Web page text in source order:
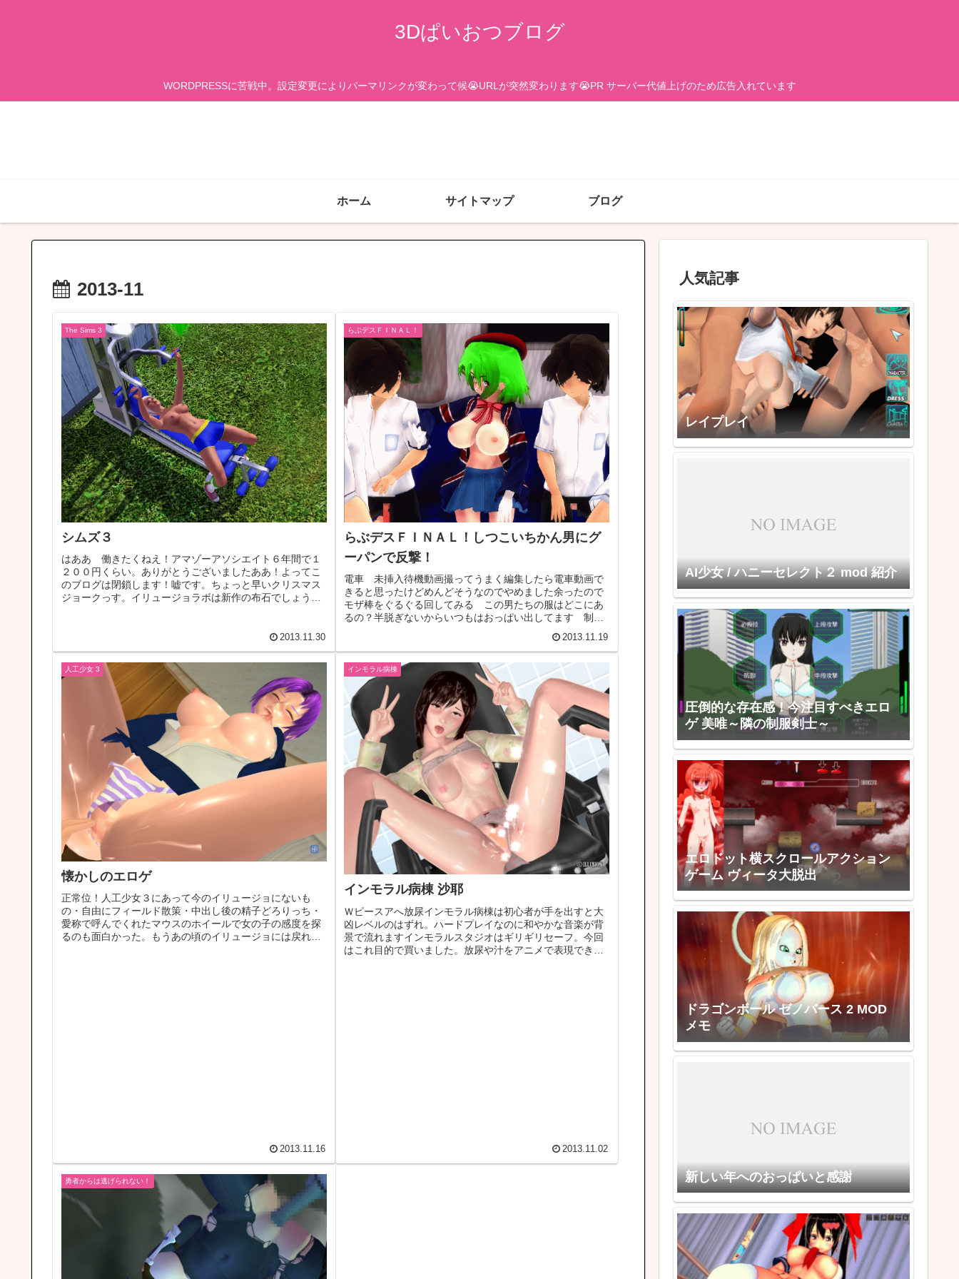
3Dぱいおつブログ
WORDPRESSに苦戦中。設定変更によりパーマリンクが変わって候😭URLが突然変わります😭PR サーバー代値上げのため広告入れています
ホーム サイトマップ ブログ
2013-11
The Sims 3
シムズ３
はああ 働きたくねえ！アマゾーアソシエイト６年間で１
２００円くらい。ありがとうございましたああ！よってこ
のブログは閉鎖します！嘘です。ちょっと早いクリスマス
ジョークっす。イリュージョラボは新作の布石でしょう。
2013.11.30
らぶデスＦＩＮＡＬ！
らぶデスＦＩＮＡＬ！しつこいちかん男にグ
ーパンで反撃！
電車 未挿入待機動画撮ってうまく編集したら電車動画で
きると思ったけどめんどそうなのでやめました余ったので
モザ棒をぐるぐる回してみる この男たちの服はどこにあ
るの？半脱ぎないからいつもはおっぱい出してます 制服
2013.11.19
人工少女 3
懐かしのエロゲ
正常位！人工少女３にあって今のイリュージョにないも
の・自由にフィールド散策・中出し後の精子どろりっち・
愛称で呼んでくれたマウスのホイールで女の子の感度を探
るのも面白かった。もうあの頃のイリュージョには戻れな
2013.11.16
インモラル病棟
インモラル病棟 沙耶
Ｗピースアへ放尿インモラル病棟は初心者が手を出すと大
凶レベルのはずれ。ハードプレイなのに和やかな音楽が背
景で流れますインモラルスタジオはギリギリセーフ。今回
はこれ目的で買いました。放尿や汁をアニメで表現できる
2013.11.02
勇者からは逃げられない！
人気記事
レイプレイ
AI少女 / ハニーセレクト２ mod 紹介
圧倒的な存在感！今注目すべきエロ
ゲ 美唯～隣の制服剣士～
エロドット横スクロールアクション
ゲーム ヴィータ大脱出
ドラゴンボール ゼノバース 2 MOD
メモ
新しい年へのおっぱいと感謝